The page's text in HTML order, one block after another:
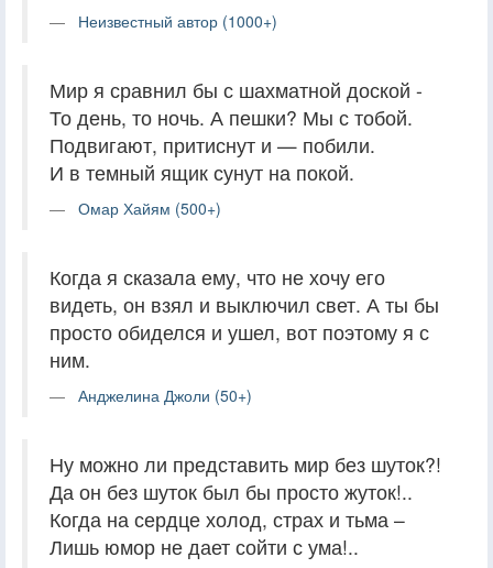
Неизвестный автор (1000+)
Мир я сравнил бы с шахматной доской -
То день, то ночь. А пешки? Мы с тобой.
Подвигают, притиснут и — побили.
И в темный ящик сунут на покой.
Омар Хайям (500+)
Когда я сказала ему, что не хочу его
видеть, он взял и выключил свет. А ты бы
просто обиделся и ушел, вот поэтому я с
ним.
Анджелина Джоли (50+)
Ну можно ли представить мир без шуток?!
Да он без шуток был бы просто жуток!..
Когда на сердце холод, страх и тьма –
Лишь юмор не дает сойти с ума!..